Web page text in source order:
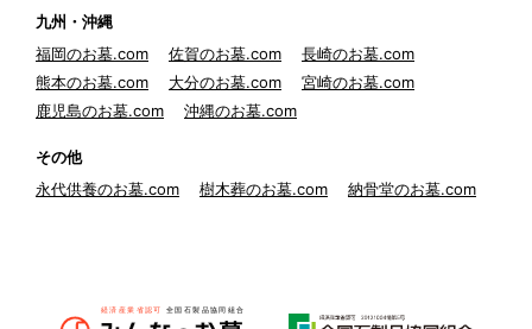
九州・沖縄
福岡のお墓.com
佐賀のお墓.com
長崎のお墓.com
熊本のお墓.com
大分のお墓.com
宮崎のお墓.com
鹿児島のお墓.com
沖縄のお墓.com
その他
永代供養のお墓.com
樹木葬のお墓.com 納骨堂のお墓.com